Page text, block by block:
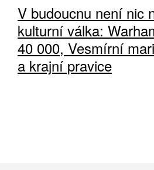
V budoucnu není nic
kulturní válka:
40 000, Vesmírní
a krajní pravice